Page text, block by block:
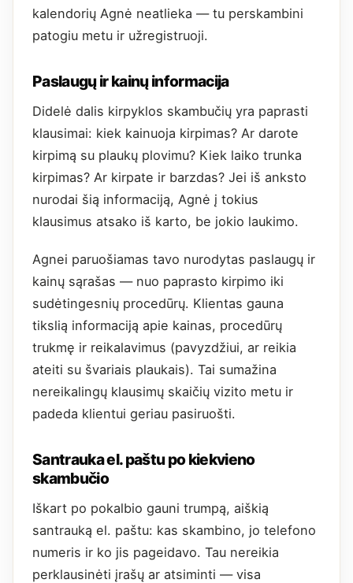
kalendorių Agnė neatlieka — tu perskambini
patogiu metu ir užregistruoji.
Paslaugų ir kainų informacija
Didelė dalis kirpyklos skambučių yra paprasti
klausimai: kiek kainuoja kirpimas? Ar darote
kirpimą su plaukų plovimu? Kiek laiko trunka
kirpimas? Ar kirpate ir barzdas? Jei iš anksto
nurodai šią informaciją, Agnė į tokius
klausimus atsako iš karto, be jokio laukimo.
Agnei paruošiamas tavo nurodytas paslaugų ir
kainų sąrašas — nuo paprasto kirpimo iki
sudėtingesnių procedūrų. Klientas gauna
tikslią informaciją apie kainas, procedūrų
trukmę ir reikalavimus (pavyzdžiui, ar reikia
ateiti su švariais plaukais). Tai sumažina
nereikalingų klausimų skaičių vizito metu ir
padeda klientui geriau pasiruošti.
Santrauka el. paštu po kiekvieno
skambučio
Iškart po pokalbio gauni trumpą, aiškią
santrauką el. paštu: kas skambino, jo telefono
numeris ir ko jis pageidavo. Tau nereikia
perklausinėti įrašų ar atsiminti — visa